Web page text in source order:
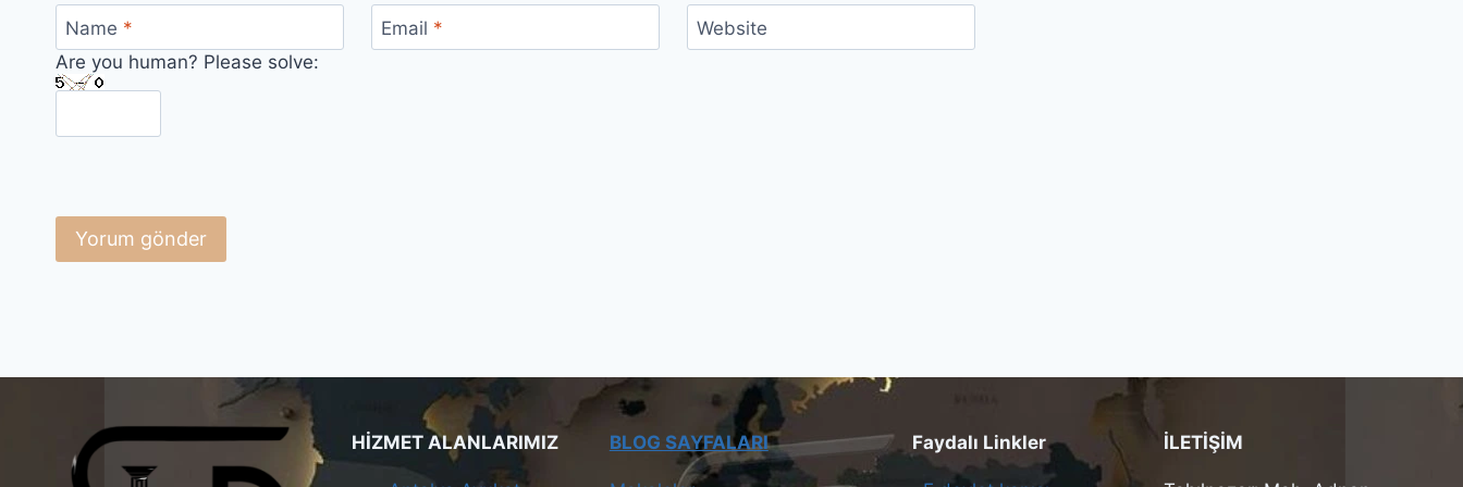
Name * Email *
Website
Are you human? Please solve:
HİZMET ALANLARIMIZ BLOG SAYFALARI Faydalı Linkler İLETİŞİM